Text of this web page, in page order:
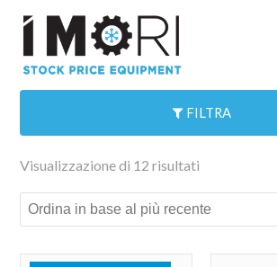
FILTRA
Visualizzazione di 12 risultati